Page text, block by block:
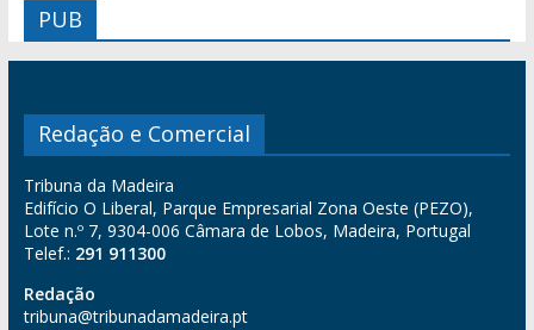
PUB
Redação e Comercial
Tribuna da Madeira
Edifício O Liberal, Parque Empresarial Zona Oeste (PEZO),
Lote n.º 7, 9304-006 Câmara de Lobos, Madeira, Portugal
Telef.: 291 911300
Redação
tribuna@tribunadamadeira.pt